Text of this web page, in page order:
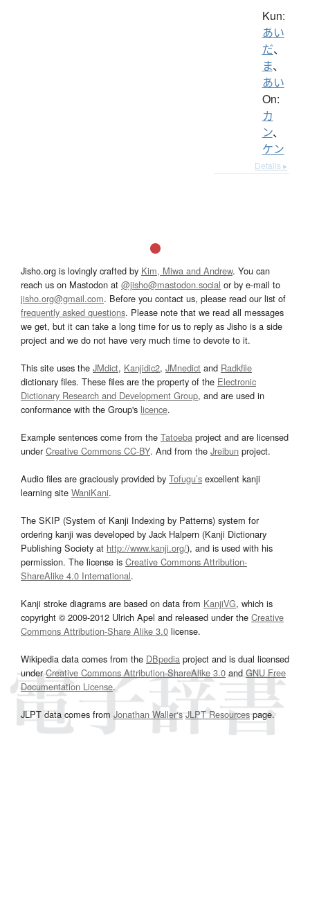
Kun:
あい
だ、
ま、
あい
On:
カ
ン、
ケン
Details ▸
Jisho.org is lovingly crafted by Kim, Miwa and Andrew. You can
reach us on Mastodon at @jisho@mastodon.social or by e-mail to
jisho.org@gmail.com. Before you contact us, please read our list of
frequently asked questions. Please note that we read all messages
we get, but it can take a long time for us to reply as Jisho is a side
project and we do not have very much time to devote to it.
This site uses the JMdict, Kanjidic2, JMnedict and Radkfile
dictionary files. These files are the property of the Electronic
Dictionary Research and Development Group, and are used in
conformance with the Group's licence.
Example sentences come from the Tatoeba project and are licensed
underCreative Commons CC-BY. And from the Jreibun project.
Audio files are graciously provided by Tofugu’s excellent kanji
learning site WaniKani.
The SKIP (System of Kanji Indexing by Patterns) system for
ordering kanji was developed by Jack Halpern (Kanji Dictionary
Publishing Society at http://www.kanji.org/), and is used with his
permission. The license is Creative Commons Attribution-
ShareAlike 4.0 International.
Kanji stroke diagrams are based on data from KanjiVG, which is
copyright © 2009-2012 Ulrich Apel and released under the Creative
Commons Attribution-Share Alike 3.0 license.
Wikipedia data comes from the DBpedia project and is dual licensed
underCreative Commons Attribution-ShareAlike 3.0and GNU Free
Documentation License.
JLPT data comes from Jonathan Waller‘s JLPT Resourcespage.